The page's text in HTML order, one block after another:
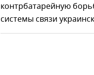
контрбатарейную
системы связи